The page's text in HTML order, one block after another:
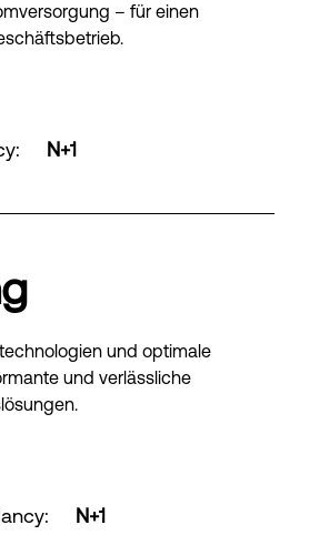
– für einen
: N+1
und optimale
und verlässliche
: N+1